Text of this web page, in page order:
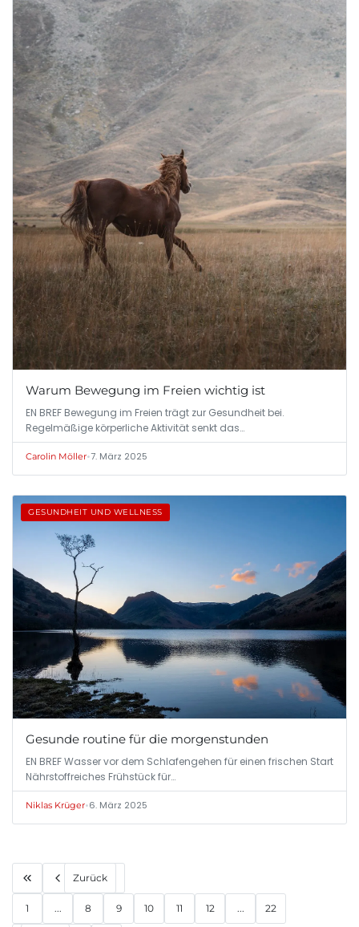
Warum Bewegung im Freien wichtig ist
EN BREF Bewegung im Freien trägt zur Gesundheit bei.
Regelmäßige körperliche Aktivität senkt das…
Carolin Möller•7. März 2025
GESUNDHEIT UND WELLNESS
Gesunde routine für die morgenstunden
EN BREF Wasser vor dem Schlafengehen für einen frischen Start
Nährstoffreiches Frühstück für…
Niklas Krüger•6. März 2025
Zurück
1 ... 8 9 10 11 12 ... 22